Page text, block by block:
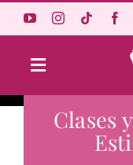
Toggle
Navigation
Clases